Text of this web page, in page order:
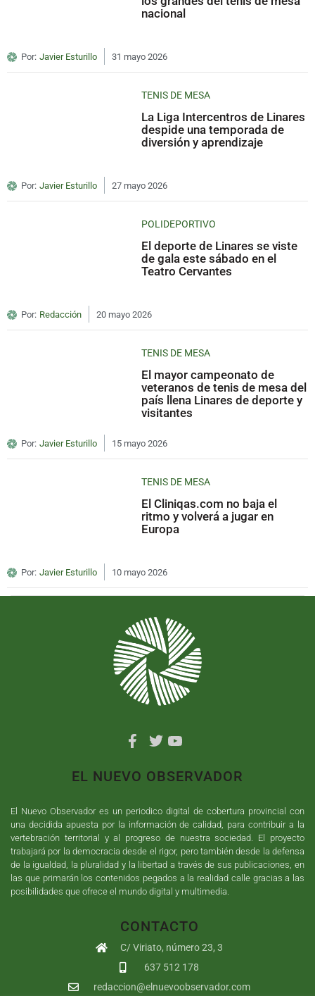
nacional
Por: Javier Esturillo 31 mayo 2026
TENIS DE MESA
La Liga Intercentros de Linares
despide una temporada de
diversión y aprendizaje
Por: Javier Esturillo 27 mayo 2026
POLIDEPORTIVO
El deporte de Linares se viste
de gala este sábado en el
Teatro Cervantes
Por: Redacción 20 mayo 2026
TENIS DE MESA
El mayor campeonato de
veteranos de tenis de mesa del
país llena Linares de deporte y
visitantes
Por: Javier Esturillo 15 mayo 2026
TENIS DE MESA
El Cliniqas.com no baja el
ritmo y volverá a jugar en
Europa
Por: Javier Esturillo 10 mayo 2026
EL NUEVO OBSERVADOR
El Nuevo Observador es un periodico digital de cobertura provincial con
una decidida apuesta por la información de calidad, para contribuir a la
vertebración territorial y al progreso de nuestra sociedad. El proyecto
trabajará por la democracia desde el rigor, pero también desde la defensa
de la igualdad, la pluralidad y la libertad a través de sus publicaciones, en
las que primarán los contenidos pegados a la realidad calle gracias a las
posibilidades que ofrece el mundo digital y multimedia.
CONTACTO
C/ Viriato, número 23, 3
637 512 178
redaccion@elnuevoobservador.com